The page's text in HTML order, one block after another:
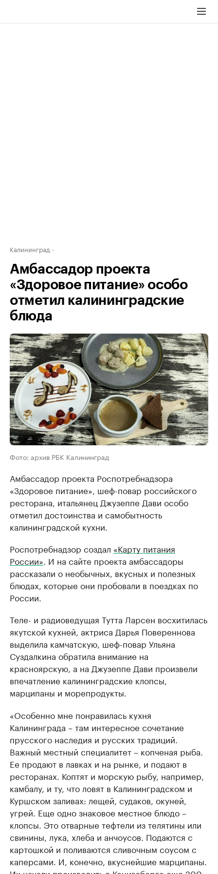
Калининград
Амбассадор проекта
«Здоровое питание» особо
отметил калининградские
блюда
Фото: архив РБК Калининград
Амбассадор проекта Роспотребнадзора
«Здоровое питание», шеф-повар российского
ресторана, итальянец Джузеппе Дави особо
отметил достоинства и самобытность
калининградской кухни.
Роспотребнадзор создал «Карту питания
России» . И на сайте проекта амбассадоры
рассказали о необычных, вкусных и полезных
блюдах, которые они пробовали в поездках по
России.
Теле- и радиоведущая Тутта Ларсен восхитилась
якутской кухней, актриса Дарья Повереннова
выделила камчатскую, шеф-повар Ульяна
Суздалкина обратила внимание на
красноярскую, а на Джузеппе Дави произвели
впечатление калининградские клопсы,
марципаны и морепродукты.
«Особенно мне понравилась кухня
Калининграда – там интересное сочетание
прусского наследия и русских традиций.
Важный местный специалитет – копченая рыба.
Ее продают в лавках и на рынке, и подают в
ресторанах. Коптят и морскую рыбу, например,
камбалу, и ту, что ловят в Калининградском и
Куршском заливах: лещей, судаков, окуней,
угрей. Еще одно знаковое местное блюдо –
клопсы. Это отварные тефтели из телятины или
свинины, лука, хлеба и анчоусов. Подаются с
картошкой и поливаются сливочным соусом с
каперсами. И, конечно, вкуснейшие марципаны.